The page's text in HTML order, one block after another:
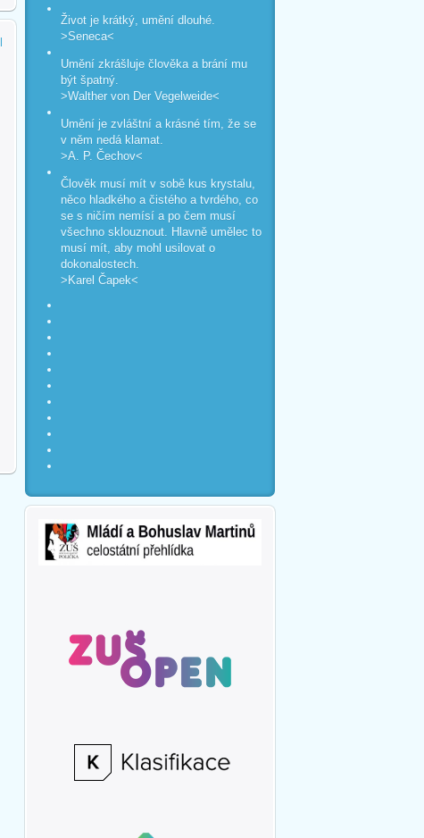
Život je krátký, umění dlouhé.
>Seneca<
Umění zkrášluje člověka a brání mu
být špatný.
>Walther von Der Vegelweide<
Umění je zvláštní a krásné tím, že se
v něm nedá klamat.
>A. P. Čechov<
Člověk musí mít v sobě kus krystalu,
něco hladkého a čistého a tvrdého, co
se s ničím nemísí a po čem musí
všechno sklouznout. Hlavně umělec to
musí mít, aby mohl usilovat o
dokonalostech.
>Karel Čapek<